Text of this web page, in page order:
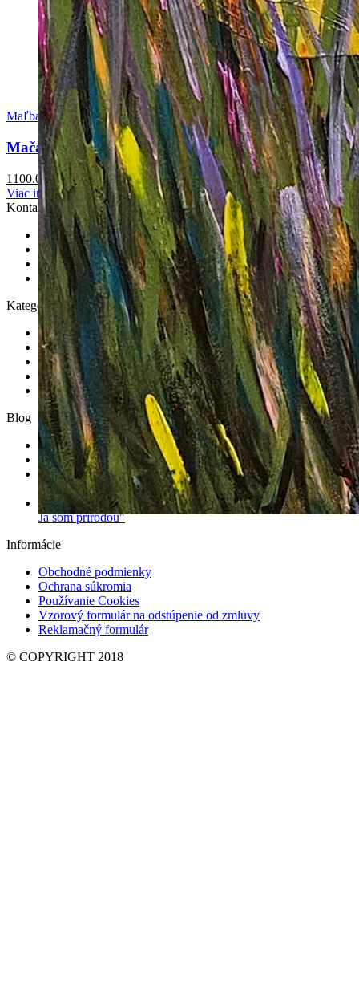
Maľba
Mačacie oči
1100.00€
Viac info
Kontakt
Email:info@happymelon.sk
Telefón:+421 915 768 320
IBAN: SK7583300000002402618224
BIC/SWIFT: FIOZSKBAXXX
Kategórie
Maľba
Kresba/Ilustrácia
Grafika
Socha
Fotografia
Blog
21 najlepších malieb o láske, ktoré boli kedy namaľované
10 najkontroverznejších diel, ktoré zmenili históriu umenia
Amatérsky alebo profesionálny umelec? 7 otázok, ktoré ti
pomôžu to rozlíšiť.
Mladý slovenský umelec Radoslav Kocúr: "Príroda je mnou a
Ja som prírodou"
Informácie
Obchodné podmienky
Ochrana súkromia
Používanie Cookies
Vzorový formulár na odstúpenie od zmluvy
Reklamačný formulár
© COPYRIGHT 2018